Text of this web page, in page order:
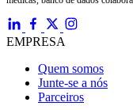
EMPRESA
Quem somos
Junte-se a nós
Parceiros